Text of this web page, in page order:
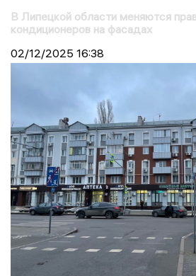
В Липецкой области меняются
кондиционеров на фасадах
02/12/2025 16:38